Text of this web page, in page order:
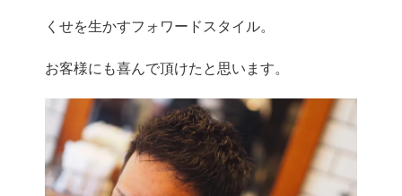
くせを生かすフォワードスタイル。
お客様にも喜んで頂けたと思います。